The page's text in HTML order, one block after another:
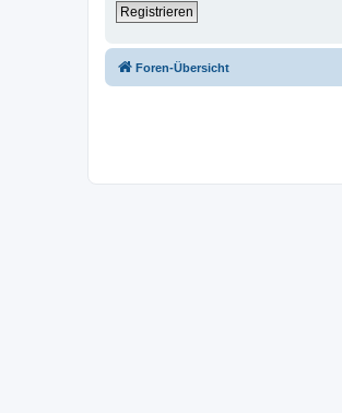
Registrieren
Foren-Übersicht